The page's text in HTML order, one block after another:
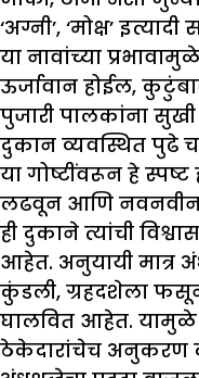
‘अग्नी’, ‘मोक्ष’
या नावांच्या
ऊर्जावान होईल,
पुजारी पालकांना
दुकान व्यवस्थित पुढे
या गोष्टींवरून हे
लढवून आणि नवनवीन
ही दुकाने त्यांची
आहेत. अनुयायी मात्र
कुंडली, ग्रहदशेला
घालवित आहेत.
ठेकेदारांचेच अनुकरण